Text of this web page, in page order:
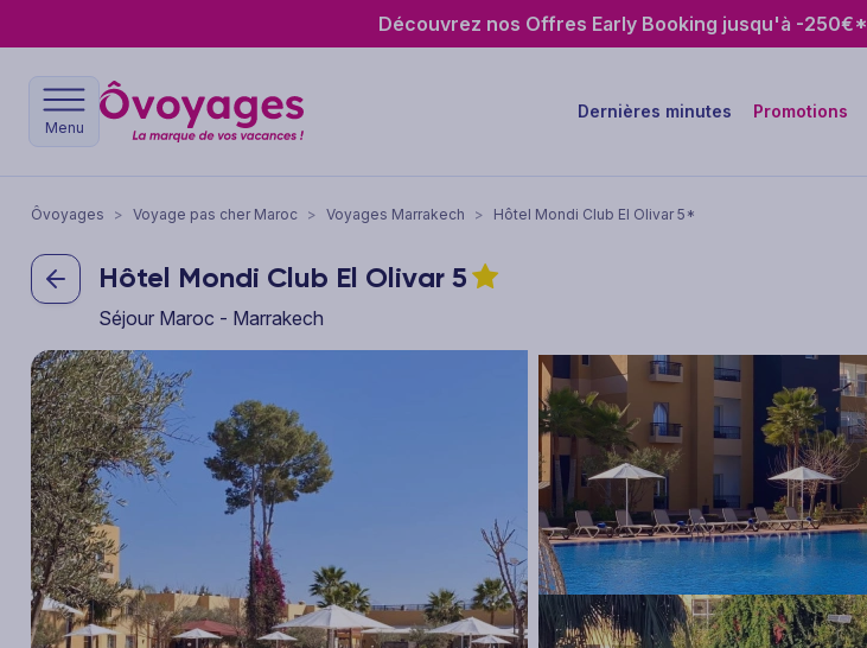
Découvrez nos Offres Early Booking jusqu'à -250€*
Menu
Dernières minutes Promotions
Ôvoyages > Voyage pas cher Maroc > Voyages Marrakech > Hôtel Mondi Club El Olivar 5*
Hôtel Mondi Club El Olivar 5
Séjour Maroc - Marrakech